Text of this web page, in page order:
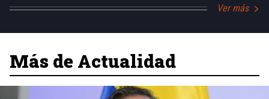
Ver más
Más de Actualidad